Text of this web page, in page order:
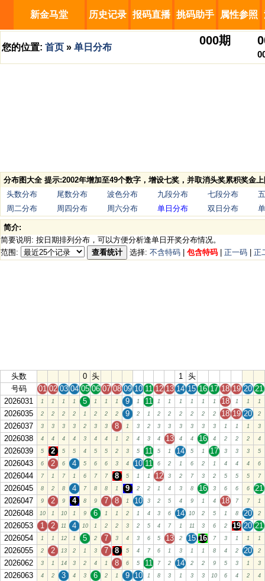
新金马堂 历史记录 报码直播 挑码助手 属性参照
您的位置: 首页 » 单日分布
000期
分布图大全 提示:2002年增加至49个数字，增设七奖，并取消头奖累积奖金
头数分布
尾数分布 波色分布 九段分布 七段分布
周二分布
周四分布 周六分布 单日分布 双日分布
简介:
简要说明: 按日期排列分布，可以方便分析逢单日开奖分布情况。
范围:
查看统计 选择: 不含特码 包含特码 正一码 正
头数 0 头 1
头
号码
01 02 03 04 05 06 07 08 09 10 11 12 13 14 15 16 17 18 19 20 21
2026031
1 1 1 1 5 1 1 1 9 1 11 1 1 1 1 1 1 18 1 1 1
2026035 2 2 2 2 1 2 2 2 9 2 1 2 2 2 2 2 2 18 19 20 2
2026037 3 3 3 3 2 3 3 8 1 3 2 3 3 3 3 3 3 1 1 1 3
2026038 4 4 4 4 3 4 4 1 2 4 3 4 13 4 4 16 4 2 2 2 4
2026039 5 2 5 5 4 5 5 2 3 5 11 5 1 14 5 1 17 3 3 3 5
2026043 6 2 6 4 5 6 6 3 4 10 11 6 2 1 6 2 1 4 4 4 6
2026044 7 1 7 1 6 7 7 8 5 1 1 12 3 2 7 3 2 5 5 5 7
2026045 8 2 8 4 7 8 8 1 9 2 2 1 4 3 8 16 3 6 6 6
21
2026047
9 2 9 4 8 9 7 8 1 10 3 2 5 4 9 1 4 18 7 7 1
2026048 10 1 10 1 9 6 1 1 2 1 4 3 6 14 10 2 5 1 8 20 2
2026053 1 2 11 4 10 1 2 2 3 2 5 4 7 1 11 3 6 2 19 20 21
2026054
1 1 12 1 5 2 7 3 4 3 6 5 13 2 15 16 7 3 1 1 1
2026055 2 2 13 2 1 3 7 8 5 4 7 6 1 3 1 1 8 4 2 20 2
2026062 3 1 14 3 2 4 1 8 6 5 11 7 2 14 2 2 9 5 3 1 3
2026063 4 2 3 4 3 6 2 1 9 10 1 8 3 1 3 3 10 6 4 2 4